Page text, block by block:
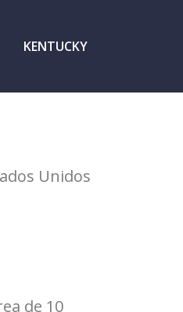
KENTUCKY
Unidos
de 10